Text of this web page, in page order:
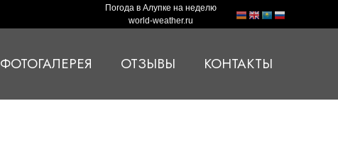
Погода в Алупке на неделю
world-weather.ru
ФОТОГАЛЕРЕЯ ОТЗЫВЫ КОНТАКТЫ